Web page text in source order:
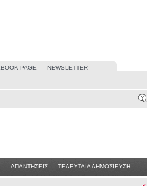
PAGE NEWSLETTER
ΑΠΑΝΤΗΣΕΙΣ ΤΕΛΕΥΤΑΙΑ ΔΗΜΟΣΙΕΥΣΗ